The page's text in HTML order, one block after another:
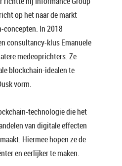
op het naar de markt
concepten. In 2018
consultancy-klus Emanuele
medeoprichters. Ze
blockchain-idealen te
vorm.
technologie die het
van digitale effecten
Hiermee hopen ze de
en eerlijker te maken.